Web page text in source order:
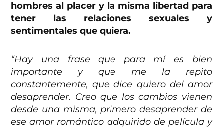
hombres al placer y la misma libertad para
tener las relaciones sexuales y
sentimentales que quiera.
“Hay una frase que para mí es bien
importante y que me la repito
constantemente, que dice quiero del amor
desaprender. Creo que los cambios vienen
desde una misma, primero desaprender de
ese amor romántico adquirido de película y